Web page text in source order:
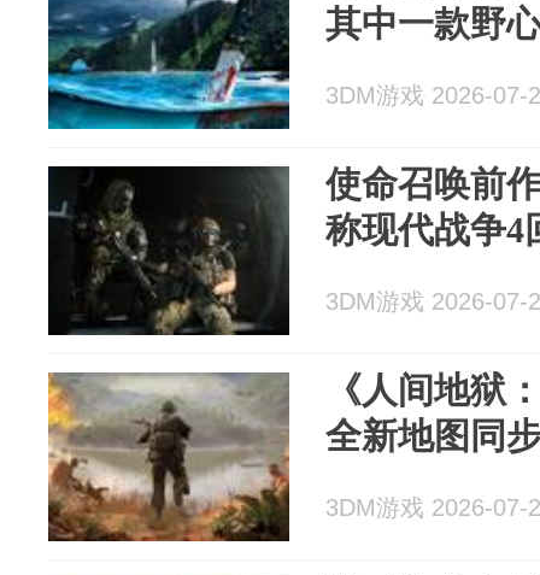
其中一款野
3DM游戏 2026-07-
使命召唤前
称现代战争4
3DM游戏 2026-07-
《人间地狱
全新地图同
3DM游戏 2026-07-